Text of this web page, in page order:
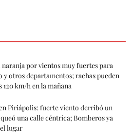
naranja por vientos muy fuertes para
y otros departamentos; rachas pueden
120 km/h en la mañana
Piriápolis: fuerte viento derribó un
una calle céntrica; Bomberos ya
lugar